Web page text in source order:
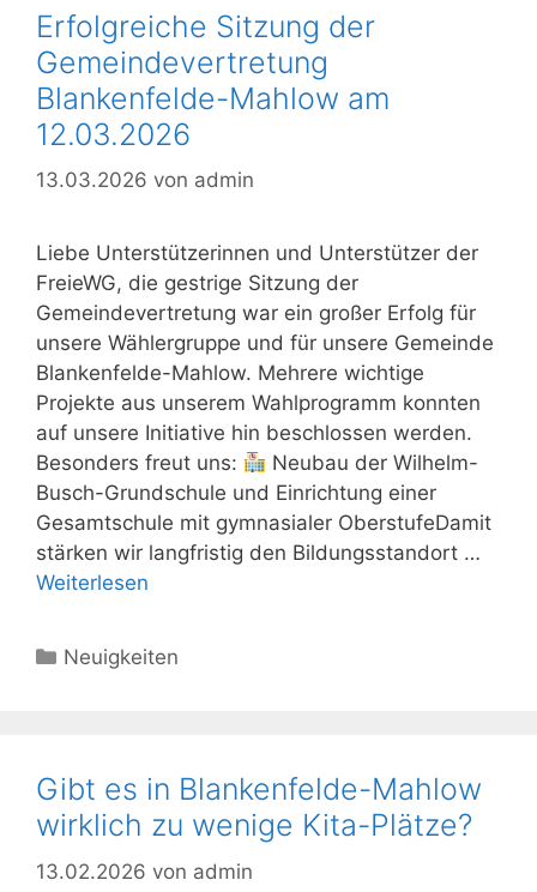
Erfolgreiche Sitzung der
Gemeindevertretung
Blankenfelde-Mahlow am
12.03.2026
13.03.2026 von admin
Liebe Unterstützerinnen und Unterstützer der
FreieWG, die gestrige Sitzung der
Gemeindevertretung war ein großer Erfolg für
unsere Wählergruppe und für unsere Gemeinde
Blankenfelde-Mahlow. Mehrere wichtige
Projekte aus unserem Wahlprogramm konnten
auf unsere Initiative hin beschlossen werden.
Besonders freut uns:
Neubau der Wilhelm-
Busch-Grundschule und Einrichtung einer
Gesamtschule mit gymnasialer OberstufeDamit
stärken wir langfristig den Bildungsstandort …
Weiterlesen
Kategorien
Neuigkeiten
Gibt es in Blankenfelde-Mahlow
wirklich zu wenige Kita-Plätze?
13.02.2026 von admin